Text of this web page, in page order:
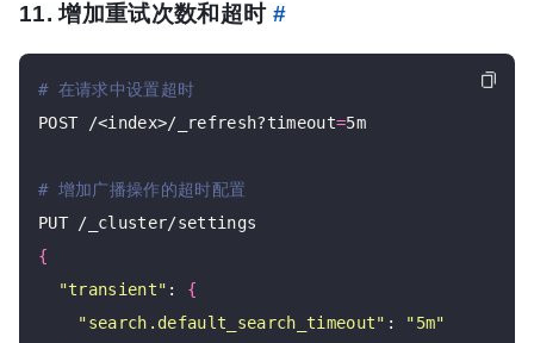
11. 增加重试次数和超时 #
# 在请求中设置超时
POST /<index>/_refresh?timeout=5m
# 增加广播操作的超时配置
{
"transient" : {
"search.default_search_timeout" :
"5m"